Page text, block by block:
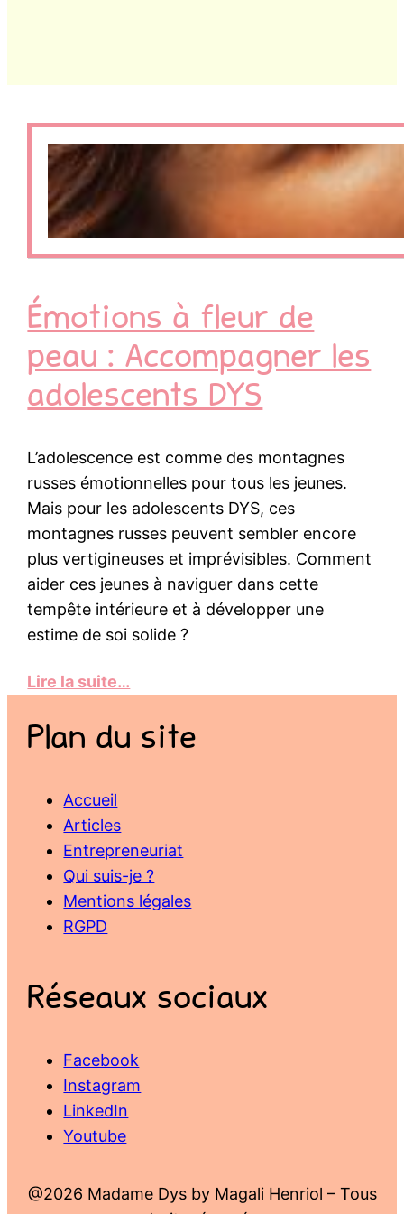
Émotions à fleur de
peau : Accompagner les
adolescents DYS
L’adolescence est comme des montagnes
russes émotionnelles pour tous les jeunes.
Mais pour les adolescents DYS, ces
montagnes russes peuvent sembler encore
plus vertigineuses et imprévisibles. Comment
aider ces jeunes à naviguer dans cette
tempête intérieure et à développer une
estime de soi solide ?
Lire la suite…
Plan du site
Accueil
Articles
Entrepreneuriat
Qui suis-je ?
Mentions légales
RGPD
Réseaux sociaux
Facebook
Instagram
LinkedIn
Youtube
@2026 Madame Dys by Magali Henriol – Tous